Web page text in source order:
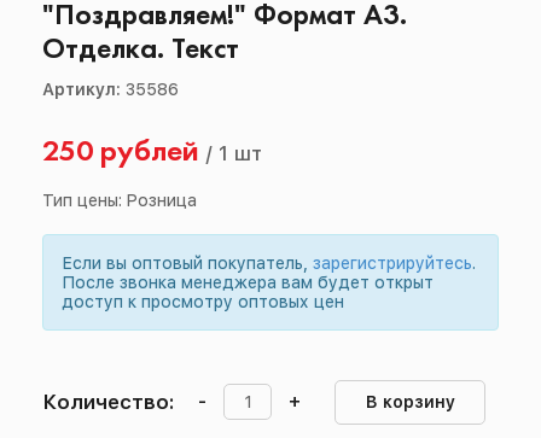
"Поздравляем!" Формат А3.
Отделка. Текст
Артикул: 35586
250 рублей / 1 шт
Тип цены: Розница
Если вы оптовый покупатель, зарегистрируйтесь.
После звонка менеджера вам будет открыт
доступ к просмотру оптовых цен
Количество: - + В корзину